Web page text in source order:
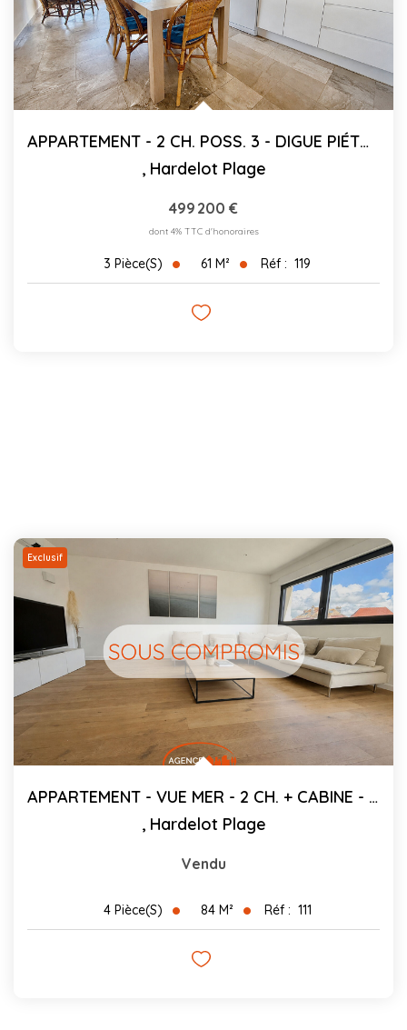
APPARTEMENT - 2 CH. POSS. 3 - DIGUE PIÉTONNE - 60.72 M²C
, Hardelot Plage
499 200 €
dont 4% TTC d'honoraires
3 Pièce(s) 61 M² Réf : 119
Exclusif
APPARTEMENT - VUE MER - 2 CH. + CABINE - 84.39 M² C
, Hardelot Plage
Vendu
4 Pièce(s) 84 M² Réf : 111